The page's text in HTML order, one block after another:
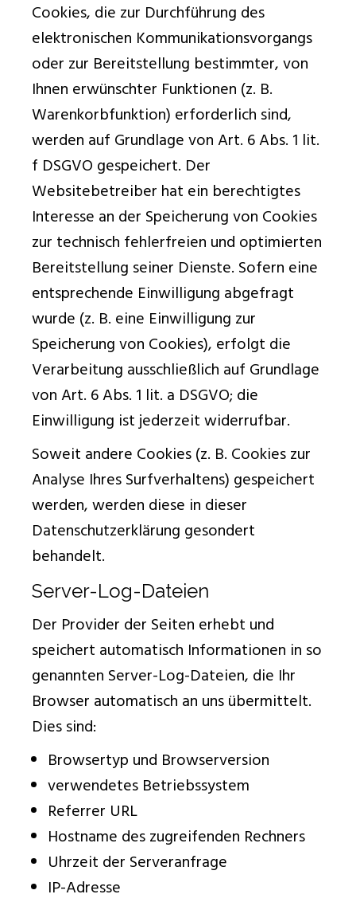
Cookies, die zur Durchführung des
elektronischen Kommunikationsvorgangs
oder zur Bereitstellung bestimmter, von
Ihnen erwünschter Funktionen (z. B.
Warenkorbfunktion) erforderlich sind,
werden auf Grundlage von Art. 6 Abs. 1 lit.
f DSGVO gespeichert. Der
Websitebetreiber hat ein berechtigtes
Interesse an der Speicherung von Cookies
zur technisch fehlerfreien und optimierten
Bereitstellung seiner Dienste. Sofern eine
entsprechende Einwilligung abgefragt
wurde (z. B. eine Einwilligung zur
Speicherung von Cookies), erfolgt die
Verarbeitung ausschließlich auf Grundlage
von Art. 6 Abs. 1 lit. a DSGVO; die
Einwilligung ist jederzeit widerrufbar.
Soweit andere Cookies (z. B. Cookies zur
Analyse Ihres Surfverhaltens) gespeichert
werden, werden diese in dieser
Datenschutzerklärung gesondert
behandelt.
Server-Log-Dateien
Der Provider der Seiten erhebt und
speichert automatisch Informationen in so
genannten Server-Log-Dateien, die Ihr
Browser automatisch an uns übermittelt.
Dies sind:
Browsertyp und Browserversion
verwendetes Betriebssystem
Referrer URL
Hostname des zugreifenden Rechners
Uhrzeit der Serveranfrage
IP-Adresse